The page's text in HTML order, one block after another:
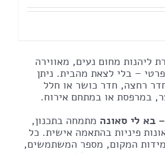
ליהנות מחום נעים, מאווירה
– בלי לצאת מהבית. ניתן
רחצה, חדר כושר או חלל
במרפסת או במתחם אירוח.
מתמחה בתכנון,
פיניות בהתאמה אישית. כל
מידות המקום, מספר המשתמשים,